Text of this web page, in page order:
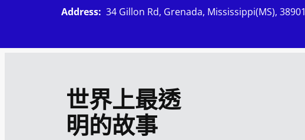
主
世界上最透
明的故事
Address: 34 Gillon Rd, Grenada, Mississippi(MS), 38901